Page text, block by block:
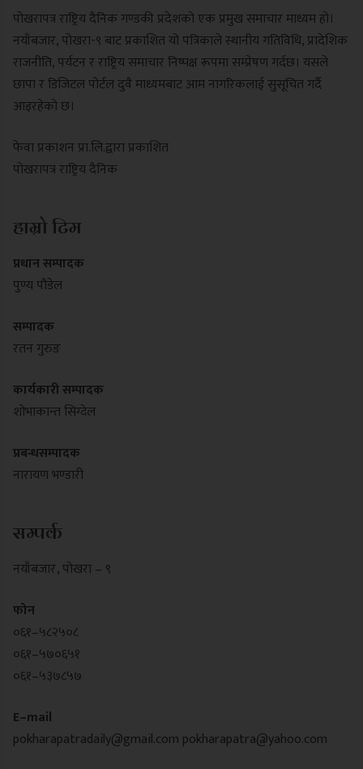
पोखरापत्र राष्ट्रिय दैनिक गण्डकी प्रदेशको एक प्रमुख समाचार माध्यम हो।
नयाँबजार, पोखरा-९ बाट प्रकाशित यो पत्रिकाले स्थानीय गतिविधि, प्रादेशिक
राजनीति, पर्यटन र राष्ट्रिय समाचार निष्पक्ष रूपमा सम्प्रेषण गर्दछ। यसले
छापा र डिजिटल पोर्टल दुवै माध्यमबाट आम नागरिकलाई सुसूचित गर्दै
आइरहेको छ।
फेवा प्रकाशन प्रा.लि.द्वारा प्रकाशित
पोखरापत्र राष्ट्रिय दैनिक
हाम्रो टिम
प्रधान सम्पादक
पुण्य पौडेल
सम्पादक
रतन गुरुङ
कार्यकारी सम्पादक
शोभाकान्त सिग्देल
प्रबन्धसम्पादक
नारायण भण्डारी
सम्पर्क
नयाँबजार , पोखरा – ९
फोन
०६१–५८२५०८
०६१–५७०६५१
०६१–५३७८५७
E–mail
pokharapatradaily@gmail.com pokharapatra@yahoo.com